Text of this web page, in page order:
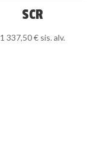
SCR
1 337,50€ sis. alv.